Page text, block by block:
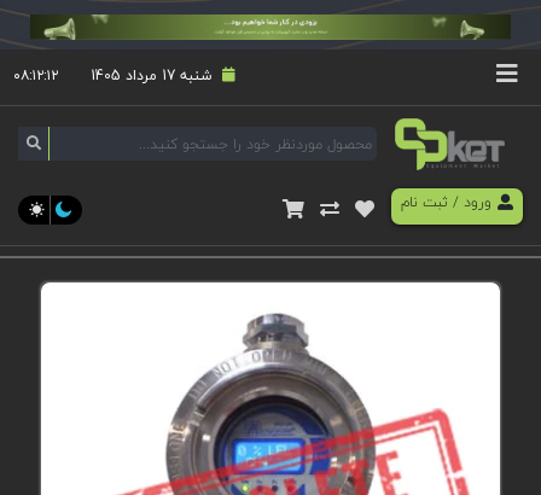
شنبه 17 مرداد 1405 ۰۸:۱۲:۱۲
ورود/ ثبت نام